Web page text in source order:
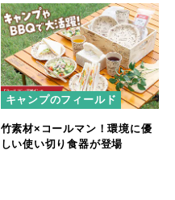
キャンプのフィールド
竹素材×コールマン！環境に優
しい使い切り食器が登場